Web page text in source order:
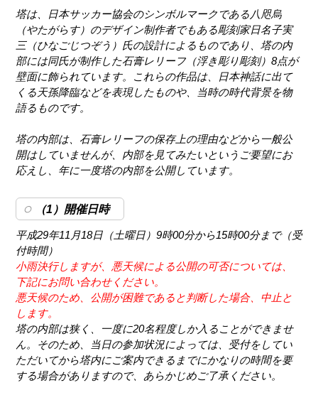
塔は、日本サッカー協会のシンボルマークである八咫烏
（やたがらす）のデザイン制作者でもある彫刻家日名子実
三（ひなごじつぞう）氏の設計によるものであり、塔の内
部には同氏が制作した石膏レリーフ（浮き彫り彫刻）8点が
壁面に飾られています。これらの作品は、日本神話に出て
くる天孫降臨などを表現したものや、当時の時代背景を物
語るものです。
塔の内部は、石膏レリーフの保存上の理由などから一般公
開はしていませんが、内部を見てみたいというご要望にお
応えし、年に一度塔の内部を公開しています。
（1）開催日時
平成29年11月18日（土曜日）9時00分から15時00分まで（受
付時間）
小雨決行しますが、悪天候による公開の可否については、
下記にお問い合わせください。
悪天候のため、公開が困難であると判断した場合、中止と
します。
塔の内部は狭く、一度に20名程度しか入ることができませ
ん。そのため、当日の参加状況によっては、受付をしてい
ただいてから塔内にご案内できるまでにかなりの時間を要
する場合がありますので、あらかじめご了承ください。